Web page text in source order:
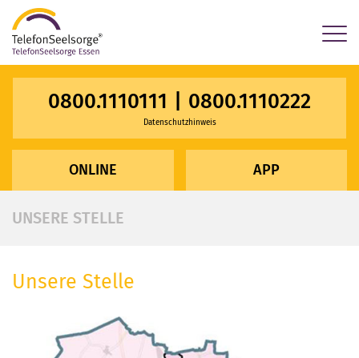
0800.1110111 0800.1110222
Datenschutzhinweis
ONLINE APP
UNSERE STELLE
Unsere Stelle